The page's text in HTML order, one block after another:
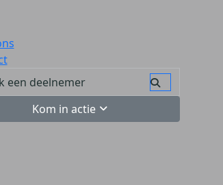
Kom in actie